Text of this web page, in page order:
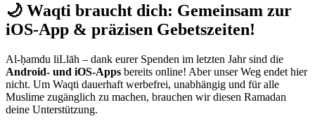
🌙 Waqti braucht dich: Gemeinsam zur
iOS-App & präzisen Gebetszeiten!
Al-ḥamdu liLlāh – dank eurer Spenden im letzten Jahr sind die
Android- und iOS-Apps bereits online! Aber unser Weg endet hier
nicht. Um Waqti dauerhaft werbefrei, unabhängig und für alle
Muslime zugänglich zu machen, brauchen wir diesen Ramadan
deine Unterstützung.